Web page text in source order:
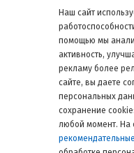
Для
критически
технические
Наш сайт
помощью мы
активность,
рекламу более
сайте, вы даете
персональных
сохранение
любой момент. На
рекомендательные